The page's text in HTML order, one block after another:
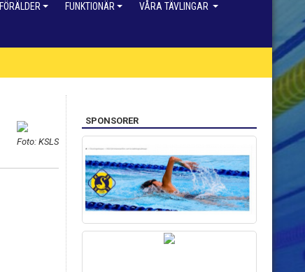
FÖRÄLDER FUNKTIONÄR VÅRA TÄVLINGAR
Foto: KSLS
SPONSORER